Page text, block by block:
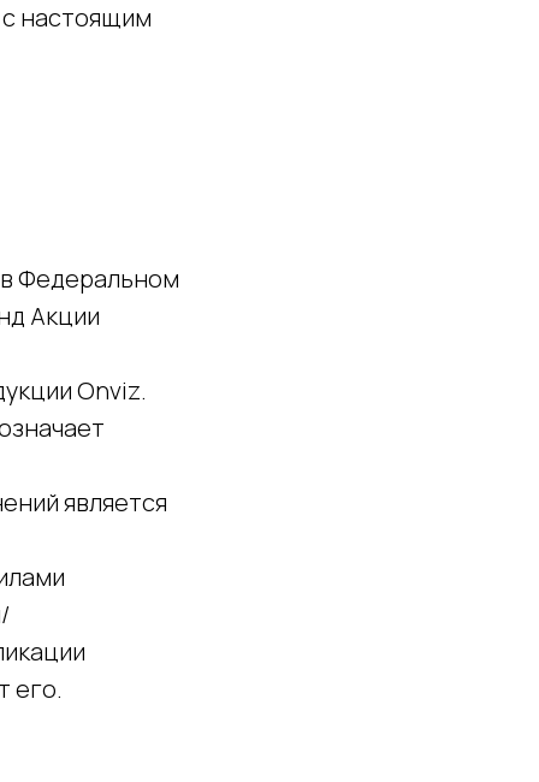
настоящим
в Федеральном
Акции
Onviz.
является
его.